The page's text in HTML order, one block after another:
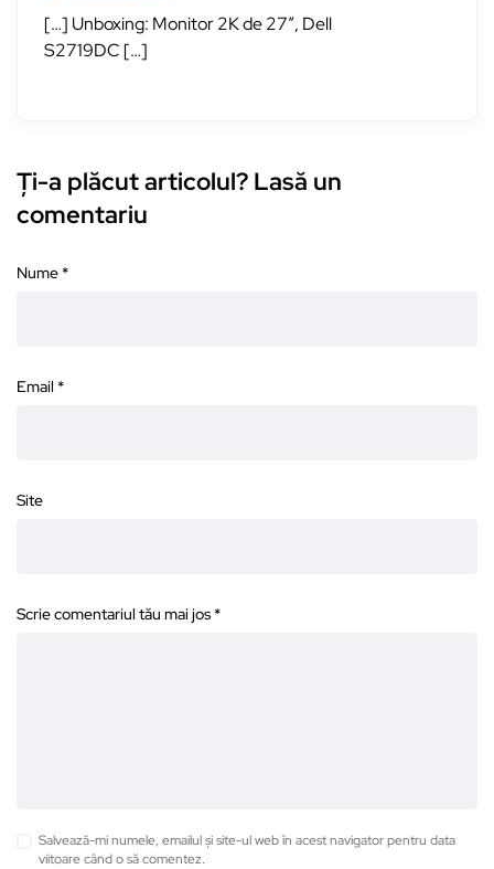
[…] Unboxing: Monitor 2K de 27″, Dell
S2719DC […]
Ți-a plăcut articolul? Lasă un
comentariu
Nume *
Email *
Site
Scrie comentariul tău mai jos *
Salvează-mi numele, emailul și site-ul web în acest navigator pentru data
viitoare când o să comentez.